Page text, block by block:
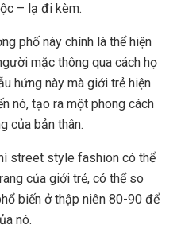
– lạ đi kèm.
phố này chính là thể hiện
mặc thông qua cách họ
hứng này mà giới trẻ hiện
nó, tạo ra một phong cách
của bản thân.
street style fashion có thể
của giới trẻ, có thể so
biến ở thập niên 80-90 để
nó.